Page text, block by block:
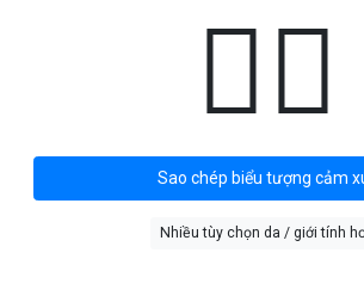
💆‍♀️
Sao chép biểu tượng cảm
Nhiều tùy chọn da / giới tính